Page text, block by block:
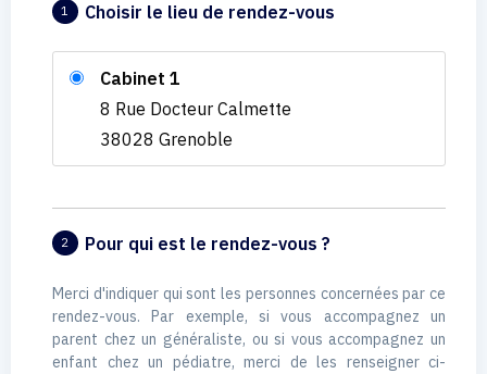
1 Choisir le lieu de rendez-vous
Cabinet 1
8 Rue Docteur Calmette
38028 Grenoble
2 Pour qui est le rendez-vous ?
Merci d'indiquer qui sont les personnes concernées par ce
rendez-vous. Par exemple, si vous accompagnez un
parent chez un généraliste, ou si vous accompagnez un
enfant chez un pédiatre, merci de les renseigner ci-